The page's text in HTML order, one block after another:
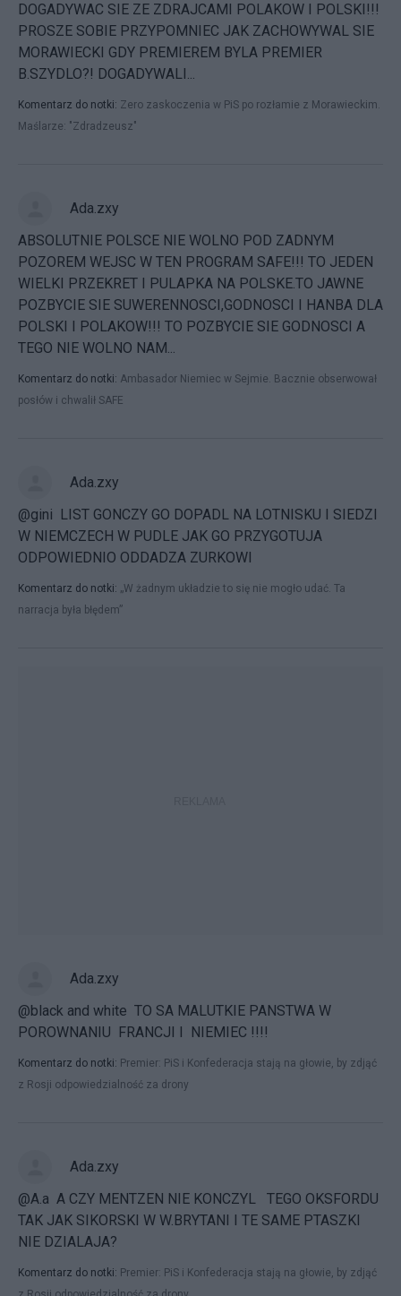
DOGADYWAC SIE ZE ZDRAJCAMI POLAKOW I POLSKI!!!
PROSZE SOBIE PRZYPOMNIEC JAK ZACHOWYWAL SIE
MORAWIECKI GDY PREMIEREM BYLA PREMIER
B.SZYDLO?! DOGADYWALI...
Komentarz do notki: Zero zaskoczenia w PiS po rozłamie z Morawieckim.
Maślarze: "Zdradzeusz"
Ada.zxy
ABSOLUTNIE POLSCE NIE WOLNO POD ZADNYM
POZOREM WEJSC W TEN PROGRAM SAFE!!! TO JEDEN
WIELKI PRZEKRET I PULAPKA NA POLSKE.TO JAWNE
POZBYCIE SIE SUWERENNOSCI,GODNOSCI I HANBA DLA
POLSKI I POLAKOW!!! TO POZBYCIE SIE GODNOSCI A
TEGO NIE WOLNO NAM...
Komentarz do notki: Ambasador Niemiec w Sejmie. Bacznie obserwował
posłów i chwalił SAFE
Ada.zxy
@gini LIST GONCZY GO DOPADL NA LOTNISKU I SIEDZI
W NIEMCZECH W PUDLE JAK GO PRZYGOTUJA
ODPOWIEDNIO ODDADZA ZURKOWI
Komentarz do notki: „W żadnym układzie to się nie mogło udać. Ta
narracja była błędem”
Ada.zxy
@black and white TO SA MALUTKIE PANSTWA W
POROWNANIU FRANCJI I NIEMIEC !!!!
Komentarz do notki: Premier: PiS i Konfederacja stają na głowie, by zdjąć
z Rosji odpowiedzialność za drony
Ada.zxy
@A.a A CZY MENTZEN NIE KONCZYL TEGO OKSFORDU
TAK JAK SIKORSKI W W.BRYTANI I TE SAME PTASZKI
NIE DZIALAJA?
Komentarz do notki: Premier: PiS i Konfederacja stają na głowie, by zdjąć